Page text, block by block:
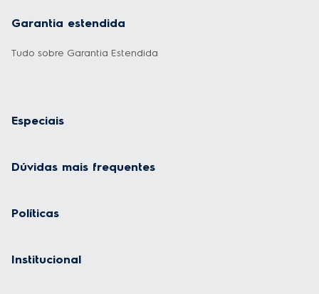
Garantia estendida
Tudo sobre Garantia Estendida
Especiais
Dúvidas mais frequentes
Políticas
Institucional